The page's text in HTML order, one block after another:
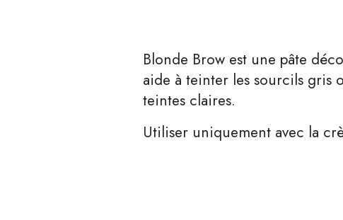
Blonde Brow est une pâte
aide à teinter les sourcils gris
teintes claires.
Utiliser uniquement avec la